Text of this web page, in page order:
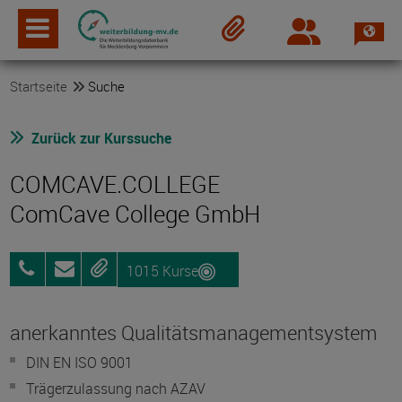
Login
Startseite Suche
Zurück zur Kurssuche
COMCAVE.COLLEGE
ComCave College GmbH
0800
25072012
AnfragenMerken1015 Kurse
anerkanntes Qualitätsmanagementsystem
DIN EN ISO 9001
Trägerzulassung nach AZAV